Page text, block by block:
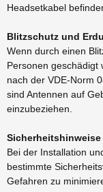
Headsetkabel
Blitzschutz und
Wenn durch einen
Personen geschädigt
nach der VDE-Norm
sind Antennen auf
einzubeziehen.
Bei der Installation
bestimmte
Gefahren zu